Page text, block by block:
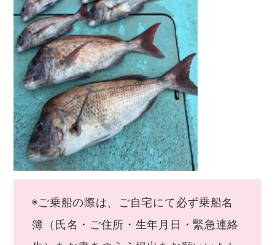
◉ご乗船の際は、ご自宅にて必ず乗船名
簿（氏名・ご住所・生年月日・緊急連絡